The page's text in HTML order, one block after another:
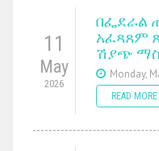
11
May
2026
በፌደራል
አፈጻጸም
ሽያጭ
Monday,
READ MORE